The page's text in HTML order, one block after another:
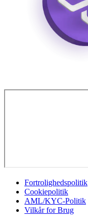
Fortrolighedspolitik
Cookiepolitik
AML/KYC-Politik
Vilkår for Brug